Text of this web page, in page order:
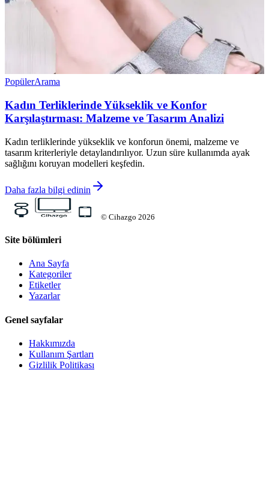
PopülerArama
Kadın Terliklerinde Yükseklik ve Konfor
Karşılaştırması: Malzeme ve Tasarım Analizi
Kadın terliklerinde yükseklik ve konforun önemi, malzeme ve
tasarım kriterleriyle detaylandırılıyor. Uzun süre kullanımda ayak
sağlığını koruyan modelleri keşfedin.
Daha fazla bilgi edinin
© Cihazgo 2026
Site bölümleri
Ana Sayfa
Kategoriler
Etiketler
Yazarlar
Genel sayfalar
Hakkımızda
Kullanım Şartları
Gizlilik Politikası